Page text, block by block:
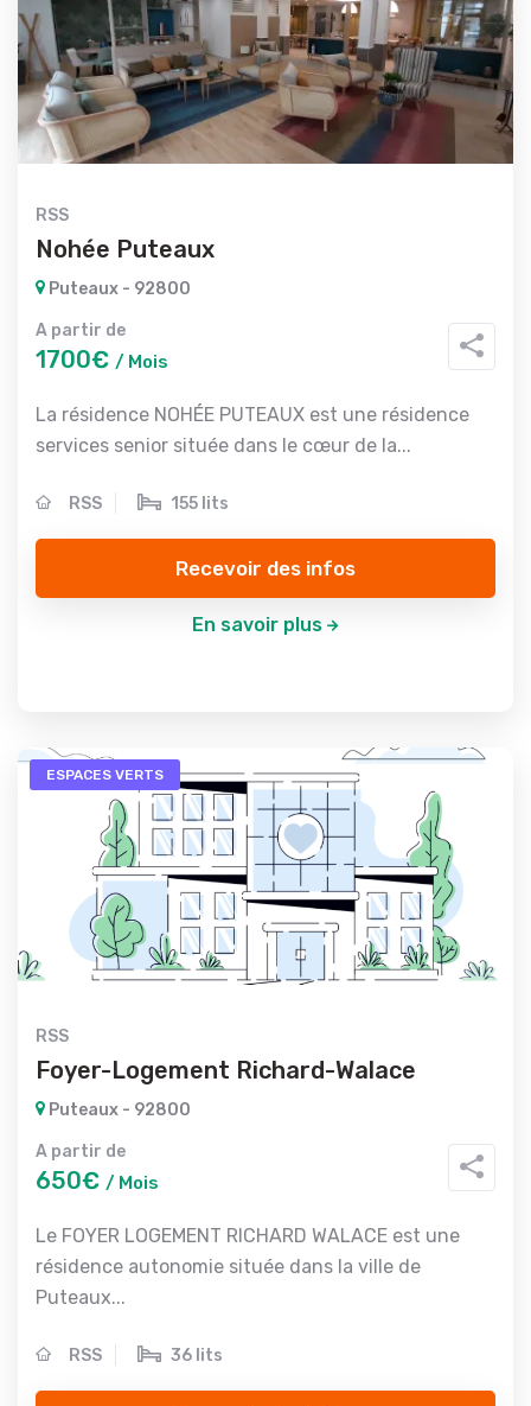
RSS
Nohée Puteaux
Puteaux - 92800
A partir de
1700€ / Mois
La résidence NOHÉE PUTEAUX est une résidence
services senior située dans le cœur de la...
RSS 155 lits
Recevoir des infos
En savoir plus
ESPACES VERTS
RSS
Foyer-Logement Richard-Walace
Puteaux - 92800
A partir de
650€ / Mois
Le FOYER LOGEMENT RICHARD WALACE est une
résidence autonomie située dans la ville de
Puteaux...
RSS 36 lits